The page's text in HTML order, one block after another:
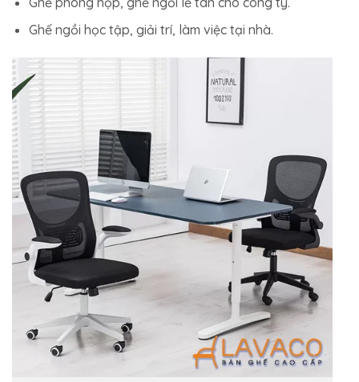
Ghế ngồi học tập, giải trí, làm việc tại nhà.